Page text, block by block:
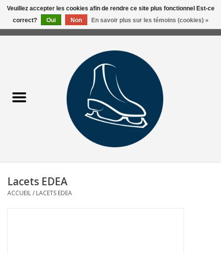
0 Articles - 0,00$CA
Liquidation/Clearance
Patins Usagés
Hockey
Lacets EDEA
ACCUEIL/ LACETS EDEA
Veuillez accepter les cookies afin de rendre ce site plus fonctionnel Est-ce
correct?
Oui Non En savoir plus sur les témoins (cookies) »